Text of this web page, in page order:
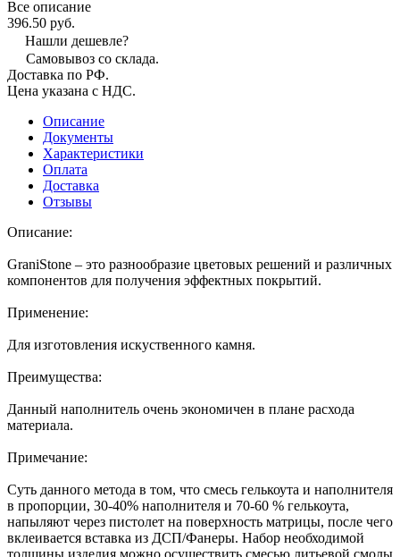
Все описание
396.50 руб.
Нашли дешевле?
Самовывоз со склада.
Доставка по РФ.
Цена указана с НДС.
Описание
Документы
Характеристики
Оплата
Доставка
Отзывы
Описание:
GraniStone – это разнообразие цветовых решений и различных
компонентов для получения эффектных покрытий.
Применение:
Для изготовления искуственного камня.
Преимущества:
Данный наполнитель очень экономичен в плане расхода
материала.
Примечание:
Суть данного метода в том, что смесь гелькоута и наполнителя
в пропорции, 30-40% наполнителя и 70-60 % гелькоута,
напыляют через пистолет на поверхность матрицы, после чего
вклеивается вставка из ДСП/Фанеры. Набор необходимой
толщины изделия можно осуществить смесью литьевой смолы